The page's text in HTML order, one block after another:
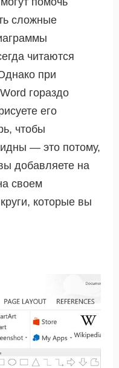
сложные
читаются
при
гораздо
его
чтобы
— это потому,
добавляете на
своем
круги, которые вы